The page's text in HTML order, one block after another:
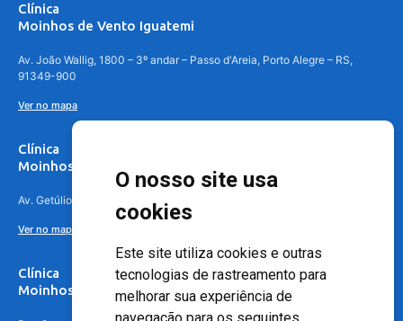
O nosso site usa
cookies
Este site utiliza cookies e outras
tecnologias de rastreamento para
melhorar sua experiência de
Clínica
Moinhos de Vento Iguatemi
Av. João Wallig, 1800 – 3º andar – Passo d'Areia, Porto Alegre – RS,
91349-900
Ver no mapa
Clínica
Moinhos de Vento Canoas
Av. Getúlio Vargas, 4841 – Centro, Canoas – RS, 92010-010
Ver no mapa
Clínica
Moinhos de Vento - Teresópolis